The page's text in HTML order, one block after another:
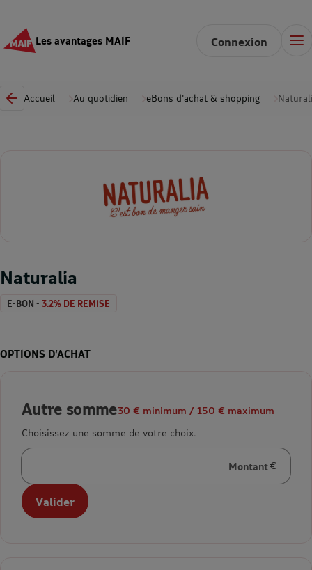
Les avantages MAIF Connexion
Accueil Au quotidien eBons d'achat & shopping
Naturalia
E-BON - 3.2% DE REMISE
OPTIONS D’ACHAT
Autre somme30 € minimum / 150 € maximum
Choisissez une somme de votre choix.
Montant
en euros
Valider